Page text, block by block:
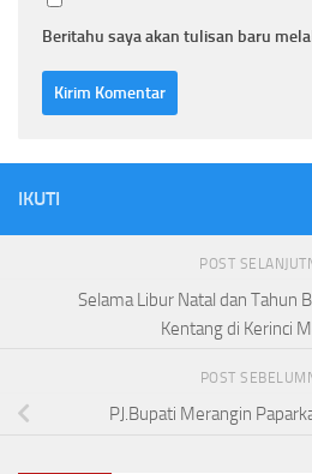
Beritahu saya akan tulisan baru
IKUTI
POST
Selama Libur Natal dan Tahun
Kentang di Kerinci
POST
PJ.Bupati Merangin